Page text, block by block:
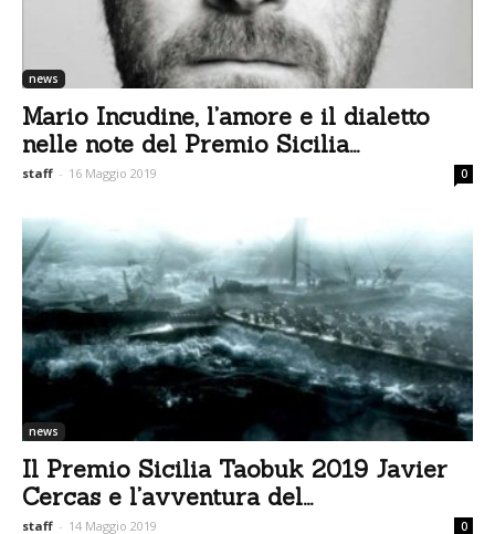
news
Mario Incudine, l’amore e il dialetto
nelle note del Premio Sicilia...
staff - 16 Maggio 2019 0
news
Il Premio Sicilia Taobuk 2019 Javier
Cercas e l’avventura del...
staff - 14 Maggio 2019 0